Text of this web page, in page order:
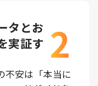
タとお
実証す 2
不安は「本当に